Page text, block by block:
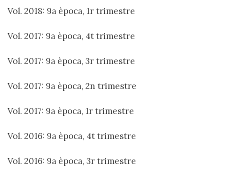
Vol. 2018: 9a època, 1r trimestre
Vol. 2017: 9a època, 4t trimestre
Vol. 2017: 9a època, 3r trimestre
Vol. 2017: 9a època, 2n trimestre
Vol. 2017: 9a època, 1r trimestre
Vol. 2016: 9a època, 4t trimestre
Vol. 2016: 9a època, 3r trimestre